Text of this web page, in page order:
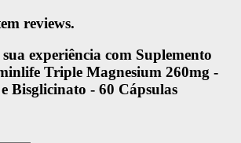
reviews.
experiência com Suplemento
Triple Magnesium 260mg -
Bisglicinato - 60 Cápsulas